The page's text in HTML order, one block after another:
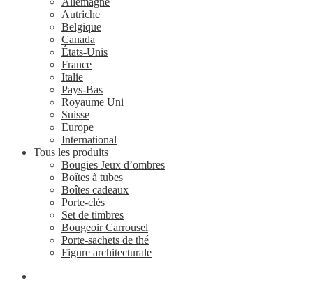
Autriche
Belgique
Canada
États-Unis
France
Italie
Pays-Bas
Royaume Uni
Suisse
Europe
International
Tous les produits
Bougies Jeux d’ombres
Boîtes à tubes
Boîtes cadeaux
Porte-clés
Set de timbres
Bougeoir Carrousel
Porte-sachets de thé
Figure architecturale